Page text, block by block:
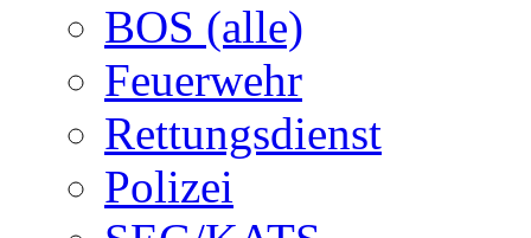
BOS (alle)
Feuerwehr
Rettungsdienst
Polizei